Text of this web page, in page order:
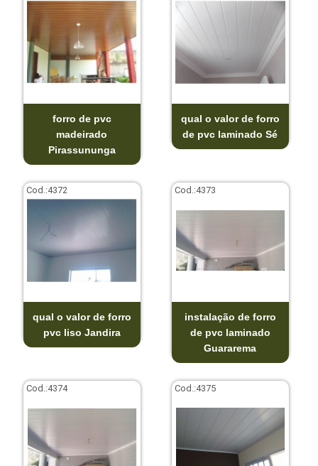
forro de pvc
madeirado
Pirassununga
qual o valor de forro
de pvc laminado Sé
Cod.:4372
qual o valor de forro
pvc liso Jandira
Cod.:4373
instalação de forro
de pvc laminado
Guararema
Cod.:4374 Cod.:4375